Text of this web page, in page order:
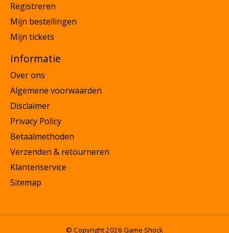
Registreren
Mijn bestellingen
Mijn tickets
Informatie
Over ons
Algemene voorwaarden
Disclaimer
Privacy Policy
Betaalmethoden
Verzenden & retourneren
Klantenservice
Sitemap
© Copyright 2026 Game Shock